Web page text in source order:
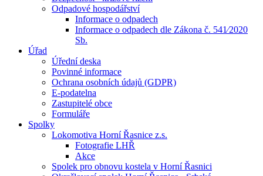
Odpadové hospodářství
Informace o odpadech
Informace o odpadech dle Zákona č. 541⁄2020
Sb.
Úřad
Úřední deska
Povinné informace
Ochrana osobních údajů (GDPR)
E-podatelna
Zastupitelé obce
Formuláře
Spolky
Lokomotiva Horní Řasnice z.s.
Fotografie LHŘ
Akce
Spolek pro obnovu kostela v Horní Řasnici